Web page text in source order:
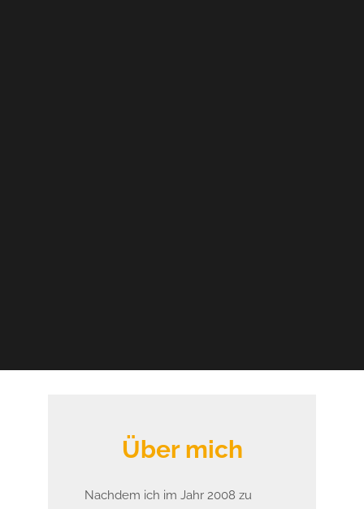
Über mich
Nachdem ich im Jahr 2008 zu